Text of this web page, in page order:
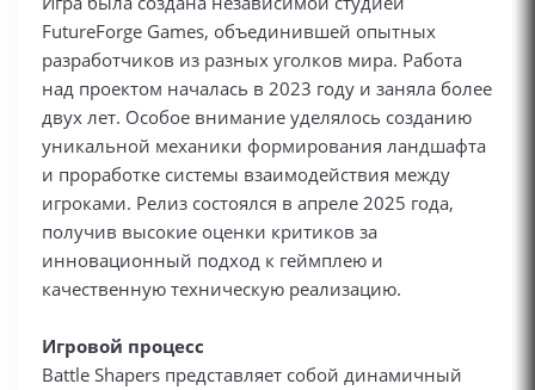
FutureForge Games, объединившей опытных
разработчиков из разных уголков мира. Работа
над проектом началась в 2023 году и заняла более
двух лет. Особое внимание уделялось созданию
уникальной механики формирования ландшафта
и проработке системы взаимодействия между
игроками. Релиз состоялся в апреле 2025 года,
получив высокие оценки критиков за
инновационный подход к геймплею и
качественную техническую реализацию.
Игровой процесс
Battle Shapers представляет собой динамичный